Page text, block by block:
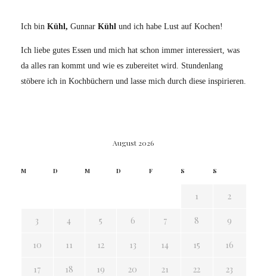
Ich bin Kühl, Gunnar Kühl und ich habe Lust auf Kochen!
Ich liebe gutes Essen und mich hat schon immer interessiert, was
da alles ran kommt und wie es zubereitet wird. Stundenlang
stöbere ich in Kochbüchern und lasse mich durch diese inspirieren.
August 2026
M D M D F S S
1 2
3 4 5 6 7 8 9
10 11 12 13 14 15 16
17 18 19 20 21 22 23